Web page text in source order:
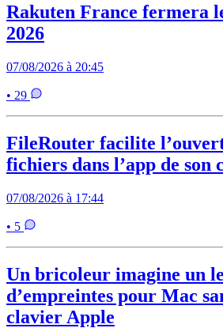
Rakuten France fermera
2026
07/08/2026 à 20:45
• 29
FileRouter facilite
fichiers dans l’app de son
07/08/2026 à 17:44
• 5
Un bricoleur imagine un
d’empreintes pour Mac
clavier Apple